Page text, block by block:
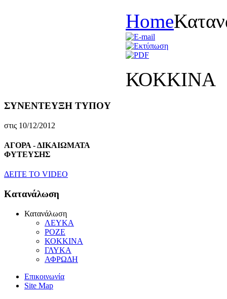
Home
ΚΟΚΚΙΝΑ
ΣΥΝΕΝΤΕΥΞΗ ΤΥΠΟΥ
στις 10/12/2012
ΑΓΟΡΑ - ΔΙΚΑΙΩΜΑΤΑ
ΦΥΤΕΥΣΗΣ
ΔEITE TO VIDEO
Κατανάλωση
Κατανάλωση
ΛΕΥΚΑ
ΡΟΖΕ
ΚΟΚΚΙΝΑ
ΓΛΥΚΑ
ΑΦΡΩΔΗ
Επικοινωνία
Site Map